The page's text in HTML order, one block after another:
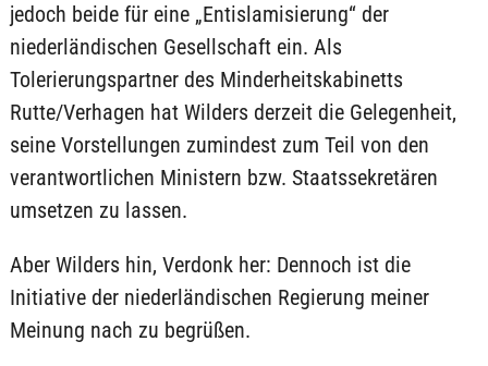
jedoch beide für eine „Entislamisierung“ der
niederländischen Gesellschaft ein. Als
Tolerierungspartner des Minderheitskabinetts
Rutte/Verhagen hat Wilders derzeit die Gelegenheit,
seine Vorstellungen zumindest zum Teil von den
verantwortlichen Ministern bzw. Staatssekretären
umsetzen zu lassen.
Aber Wilders hin, Verdonk her: Dennoch ist die
Initiative der niederländischen Regierung meiner
Meinung nach zu begrüßen.